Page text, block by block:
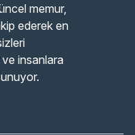
memur,
ederek en
insanlara